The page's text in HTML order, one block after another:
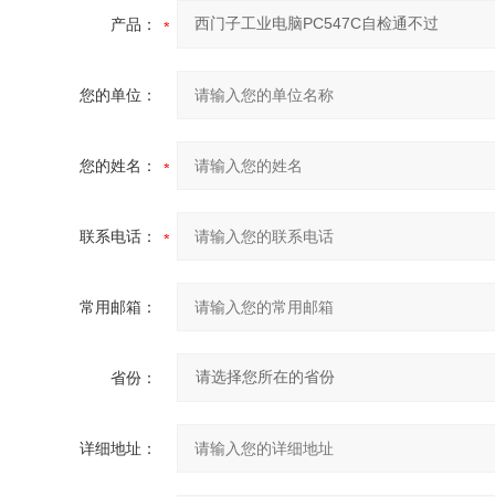
产品：
您的单位：
您的姓名：
联系电话：
常用邮箱：
省份：
详细地址：